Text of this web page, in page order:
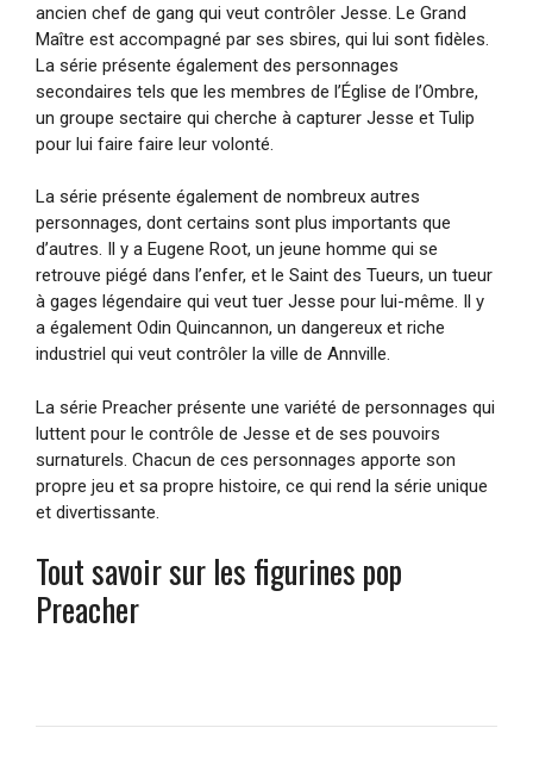
ancien chef de gang qui veut contrôler Jesse. Le Grand
Maître est accompagné par ses sbires, qui lui sont fidèles.
La série présente également des personnages
secondaires tels que les membres de l’Église de l’Ombre,
un groupe sectaire qui cherche à capturer Jesse et Tulip
pour lui faire faire leur volonté.
La série présente également de nombreux autres
personnages, dont certains sont plus importants que
d’autres. Il y a Eugene Root, un jeune homme qui se
retrouve piégé dans l’enfer, et le Saint des Tueurs, un tueur
à gages légendaire qui veut tuer Jesse pour lui-même. Il y
a également Odin Quincannon, un dangereux et riche
industriel qui veut contrôler la ville de Annville.
La série Preacher présente une variété de personnages qui
luttent pour le contrôle de Jesse et de ses pouvoirs
surnaturels. Chacun de ces personnages apporte son
propre jeu et sa propre histoire, ce qui rend la série unique
et divertissante.
Tout savoir sur les figurines pop
Preacher